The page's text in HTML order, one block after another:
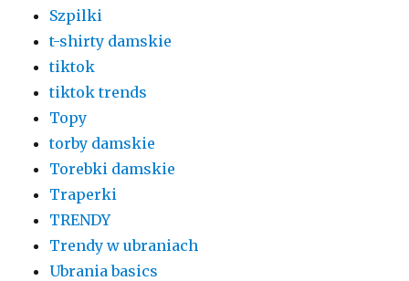
Szpilki
t-shirty damskie
tiktok
tiktok trends
Topy
torby damskie
Torebki damskie
Traperki
TRENDY
Trendy w ubraniach
Ubrania basics